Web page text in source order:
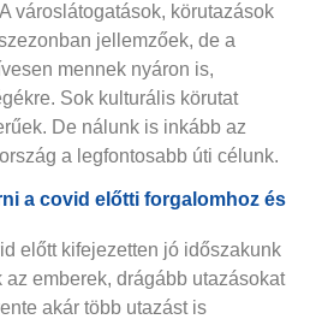
A városlátogatások, körutazások
jellemzőek, de a
mennek nyáron is,
Sok kulturális körutat
De nálunk is inkább az
a legfontosabb úti célunk.
a covid előtti forgalomhoz és
előtt ki­­fejezetten jó időszakunk
emberek, drágább utazásokat
akár több utazást is